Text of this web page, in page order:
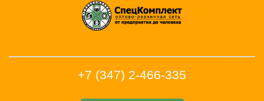
+7 (347) 2-466-335